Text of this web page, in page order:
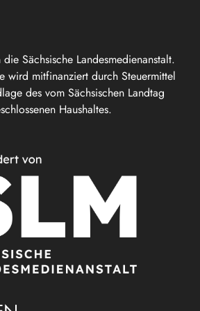
Sächsische Landesmedienanstalt.
wird mitfinanziert durch Steuermittel
des vom Sächsischen Landtag
Haushaltes.